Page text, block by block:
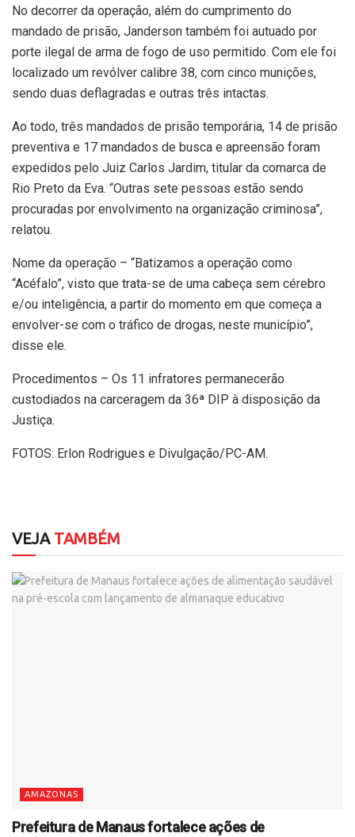
No decorrer da operação, além do cumprimento do
mandado de prisão, Janderson também foi autuado por
porte ilegal de arma de fogo de uso permitido. Com ele foi
localizado um revólver calibre 38, com cinco munições,
sendo duas deflagradas e outras três intactas.
Ao todo, três mandados de prisão temporária, 14 de prisão
preventiva e 17 mandados de busca e apreensão foram
expedidos pelo Juiz Carlos Jardim, titular da comarca de
Rio Preto da Eva. “Outras sete pessoas estão sendo
procuradas por envolvimento na organização criminosa”,
relatou.
Nome da operação – “Batizamos a operação como
“Acéfalo”, visto que trata-se de uma cabeça sem cérebro
e/ou inteligência, a partir do momento em que começa a
envolver-se com o tráfico de drogas, neste município”,
disse ele.
Procedimentos – Os 11 infratores permanecerão
custodiados na carceragem da 36ª DIP à disposição da
Justiça.
FOTOS: Erlon Rodrigues e Divulgação/PC-AM.
VEJATAMBÉM
AMAZONAS
Prefeitura de Manaus fortalece ações de